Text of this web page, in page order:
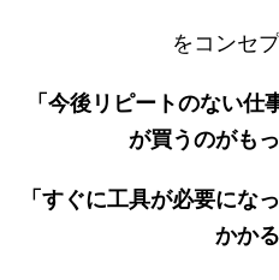
をコンセ
「今後リピートのない
が買うのがも
「すぐに工具が必要にな
かかる